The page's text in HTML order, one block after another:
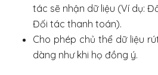
tác sẽ nhận dữ liệu (Ví dụ:
Đối tác thanh toán).
Cho phép chủ thể dữ liệu
dàng như khi họ đồng ý.